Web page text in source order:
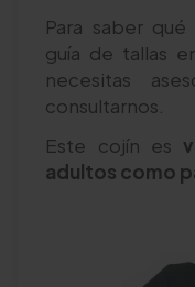
Para saber
guía de tallas
necesitas
consultarnos.
Este cojín es
adultos como